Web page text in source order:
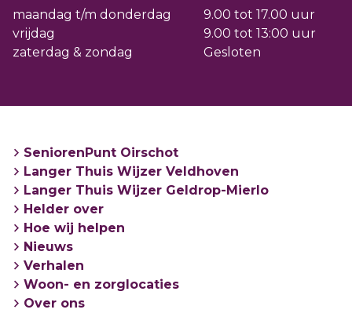
maandag t/m donderdag
9.00 tot 17.00 uur
vrijdag
9.00 tot 13:00 uur
zaterdag & zondag
Gesloten
SeniorenPunt Oirschot
Langer Thuis Wijzer Veldhoven
Langer Thuis Wijzer Geldrop-Mierlo
Helder over
Hoe wij helpen
Nieuws
Verhalen
Woon- en zorglocaties
Over ons